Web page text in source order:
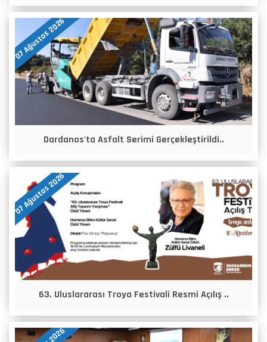
07 Ağustos 2026
Dardanos'ta Asfalt Serimi Gerçekleştirildi..
07 Ağustos 2026
63. Uluslararası Troya Festivali Resmi Açılış ..